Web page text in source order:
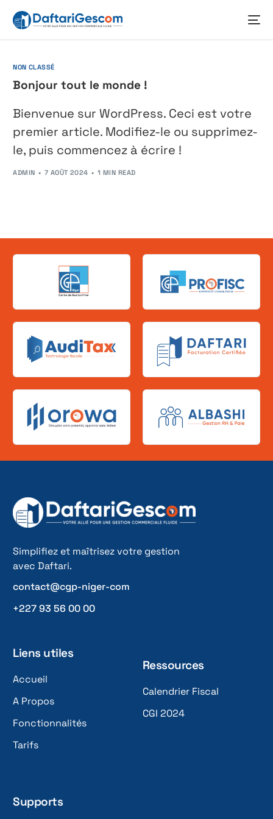
NON CLASSÉ
Bonjour tout le monde !
Bienvenue sur WordPress. Ceci est votre
premier article. Modifiez-le ou supprimez-
le, puis commencez à écrire !
ADMIN 7 AOÛT 2024 1 MIN READ
Simplifiez et maîtrisez votre gestion
avec Daftari.
contact@cgp-niger-com
+227 93 56 00 00
Liens utiles
Accueil
A Propos
Fonctionnalités
Tarifs
Ressources
Calendrier Fiscal
CGI 2024
Supports